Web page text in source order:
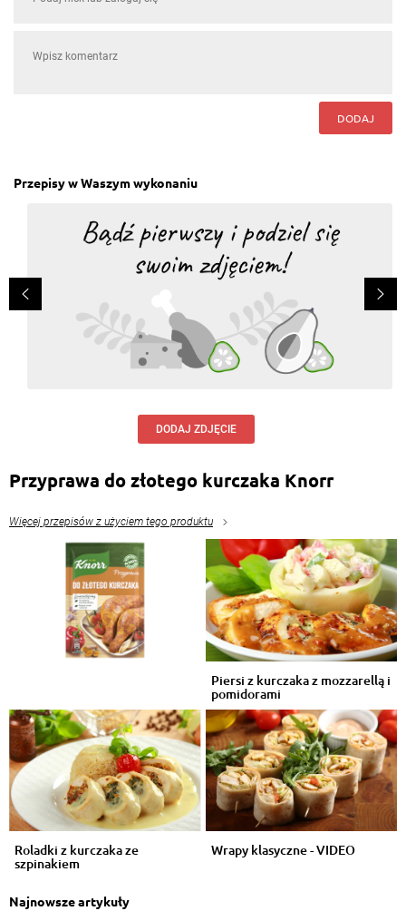
DODAJ
Przepisy w Waszym wykonaniu
DODAJ ZDJĘCIE
Przyprawa do złotego kurczaka Knorr
Więcej przepisów z użyciem tego produktu
Piersi z kurczaka z mozzarellą i
pomidorami
Roladki z kurczaka ze
szpinakiem
Wrapy klasyczne - VIDEO
Najnowsze artykuły